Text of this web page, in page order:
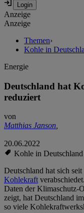
Anzeige
Anzeige
Themen›
Kohle in
Energie
Deutschland hat
reduziert
von
Matthias Janson,
20.06.2022
Kohle in Deutschland
Deutschland hat sich
Kohlekraft
Daten der Klimaschutz-
zeigt, hat Deutschland
so viele